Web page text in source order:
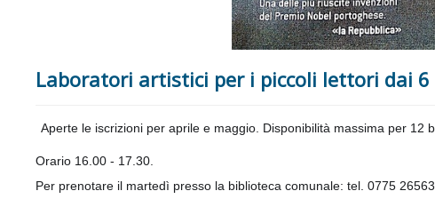
Laboratori artistici per i piccoli lettori dai
Aperte le iscrizioni per aprile e maggio. Disponibilità massima per 12
Orario 16.00 - 17.30.
Per prenotare il martedì presso la biblioteca comunale: tel. 0775